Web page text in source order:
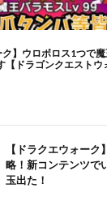
【ドラクエウォーク
略！新コンテンツで
玉出た！